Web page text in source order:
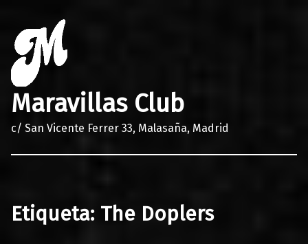
Maravillas Club
c/ San Vicente Ferrer 33, Malasaña, Madrid
Etiqueta: The Doplers